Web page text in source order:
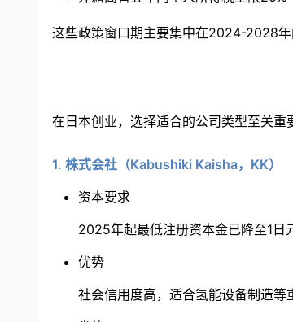
这些政策窗口期主要集中在2024-2028年
在日本创业，选择适合的公司类型至关重
1. 株式会社（Kabushiki Kaisha，KK）
资本要求
2025年起最低注册资本金已降至1日
优势
社会信用度高，适合氢能设备制造